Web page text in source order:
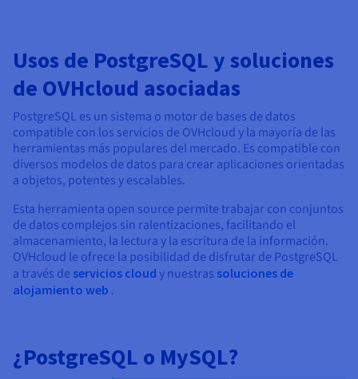
Usos de PostgreSQL y soluciones
de OVHcloud asociadas
PostgreSQL es un sistema o motor de bases de datos
compatible con los servicios de OVHcloud y la mayoría de las
herramientas más populares del mercado. Es compatible con
diversos modelos de datos para crear aplicaciones orientadas
a objetos, potentes y escalables.
Esta herramienta open source permite trabajar con conjuntos
de datos complejos sin ralentizaciones, facilitando el
almacenamiento, la lectura y la escritura de la información.
OVHcloud le ofrece la posibilidad de disfrutar de PostgreSQL
a través de servicios cloud y nuestras soluciones de
alojamiento web .
¿PostgreSQL o MySQL?